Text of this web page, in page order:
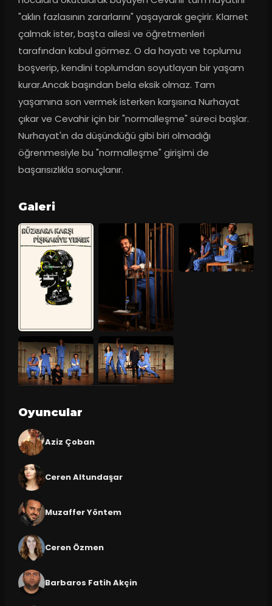
"aklın fazlasının zararlarını" yaşayarak geçirir. Klarnet
çalmak ister, başta ailesi ve öğretmenleri
tarafından kabul görmez. O da hayatı ve toplumu
boşverip, kendini toplumdan soyutlayan bir yaşam
kurar.Ancak başından bela eksik olmaz. Tam
yaşamına son vermek isterken karşısına Nurhayat
çıkar ve Cevahir için bir "normalleşme" süreci başlar.
Nurhayat'ın da düşündüğü gibi biri olmadığı
öğrenmesiyle bu "normalleşme" girişimi de
başarısızlıkla sonuçlanır.
Galeri
Oyuncular
Aziz Çoban
Ceren Altundaşar
Muzaffer Yöntem
Ceren Özmen
Barbaros Fatih Akçin